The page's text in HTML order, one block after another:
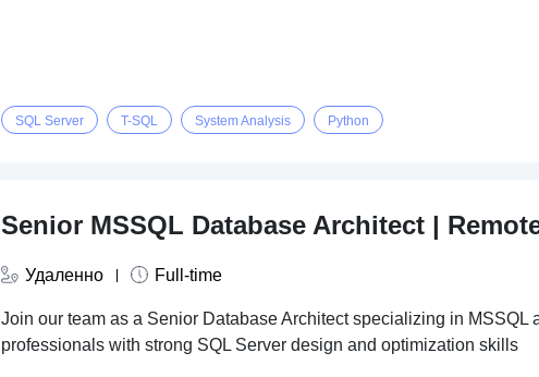
SQL Server T-SQL System Analysis Python
Senior MSSQL Database Architect |
Удаленно Full-time
Join our team as a Senior Database Architect specializing in MSSQL
professionals with strong SQL Server design and optimization skills